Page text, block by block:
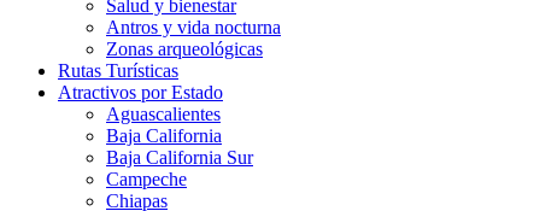
Salud y bienestar
Antros y vida nocturna
Zonas arqueológicas
Rutas Turísticas
Atractivos por Estado
Aguascalientes
Baja California
Baja California Sur
Campeche
Chiapas